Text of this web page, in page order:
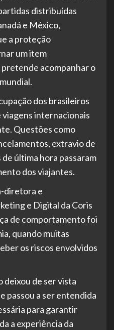
distribuídas
e México,
a proteção
um item
acompanhar o
dos brasileiros
internacionais
Questões como
extravio de
última hora passaram
dos viajantes.
diretora e
e Digital da Coris
de comportamento foi
quando muitas
os riscos envolvidos
deixou de ser vista
passou a ser entendida
para garantir
a experiência da